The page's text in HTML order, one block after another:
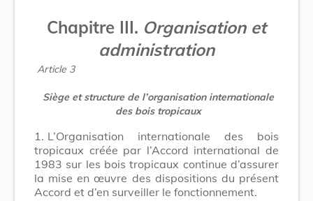
Chapitre III. Organisation et
administration
Article 3
Siège et structure de l’organisation internationale
des bois tropicaux
1. L’Organisation internationale des bois
tropicaux créée par l’Accord international de
1983 sur les bois tropicaux continue d’assurer
la mise en œuvre des dispositions du présent
Accord et d’en surveiller le fonctionnement.